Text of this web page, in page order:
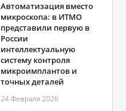
Автоматизация вместо
микроскопа: в ИТМО
представили первую в
России
интеллектуальную
систему контроля
микроимплантов и
точных деталей
24 Февраля 2026